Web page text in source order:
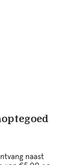
naast